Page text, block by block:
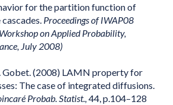
for the partition function of
Proceedings of IWAP08
on Applied Probability,
July 2008)
Gobet. (2008) LAMN property for
The case of integrated diffusions.
Probab. Statist.,44, p.104–128